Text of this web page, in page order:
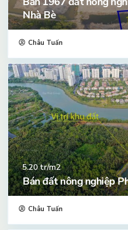
Nhà Bè
Châu Tuấn
5.20tr/m2
Bán đất nông nghiệp
Châu Tuấn